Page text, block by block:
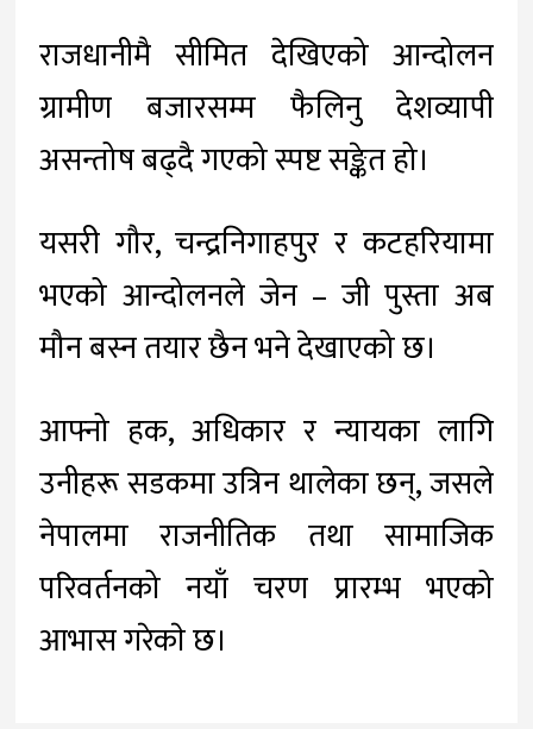
राजधानीमै सीमित देखिएको आन्दोलन
ग्रामीण बजारसम्म फैलिनु देशव्यापी
असन्तोष बढ्दै गएको स्पष्ट सङ्केत हो।
यसरी गौर, चन्द्रनिगाहपुर र कटहरियामा
भएको आन्दोलनले जेन – जी पुस्ता अब
मौन बस्न तयार छैन भने देखाएको छ।
आफ्नो हक, अधिकार र न्यायका लागि
उनीहरू सडकमा उत्रिन थालेका छन्, जसले
नेपालमा राजनीतिक तथा सामाजिक
परिवर्तनको नयाँ चरण प्रारम्भ भएको
आभास गरेकाे छ।